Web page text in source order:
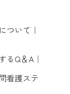
ついて｜
るQ＆A｜
看護ステ